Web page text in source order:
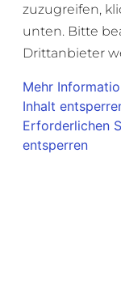
zuzugreifen,
unten. Bitte
Drittanbieter
Mehr
Inhalt
Erforderlichen
entsperren